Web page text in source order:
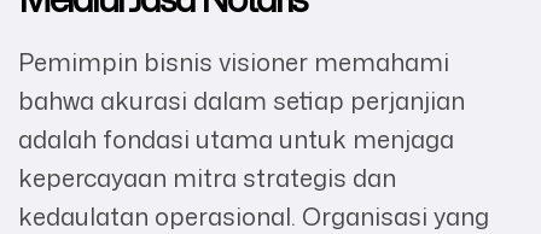
Pemimpin bisnis visioner memahami
bahwa akurasi dalam setiap perjanjian
adalah fondasi utama untuk menjaga
kepercayaan mitra strategis dan
kedaulatan operasional. Organisasi yang